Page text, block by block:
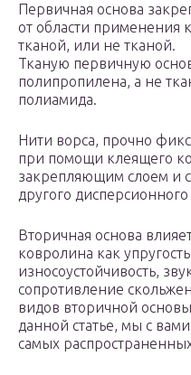
Первичная основа
от области применения
тканой, или не тканой.
Тканую первичную
полипропилена, а не
полиамида.
Нити ворса, прочно
при помощи клеящего
закрепляющим слоем и
другого
Вторичная основа
ковролина как
износоустойчивость,
сопротивление
видов вторичной
данной статье, мы с
самых